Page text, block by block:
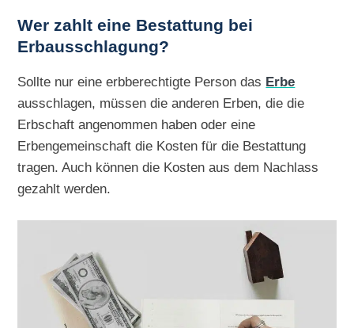
Wer zahlt eine Bestattung bei
Erbausschlagung?
Sollte nur eine erbberechtigte Person das Erbe
ausschlagen, müssen die anderen Erben, die die
Erbschaft angenommen haben oder eine
Erbengemeinschaft die Kosten für die Bestattung
tragen. Auch können die Kosten aus dem Nachlass
gezahlt werden.